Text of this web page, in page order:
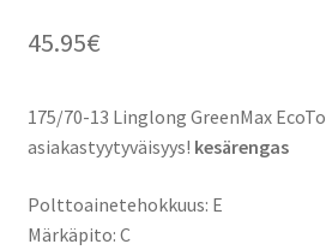
45.95€
175/70-13 Linglong GreenMax
asiakastyytyväisyys! kesärengas
Polttoainetehokkuus: E
Märkäpito: C